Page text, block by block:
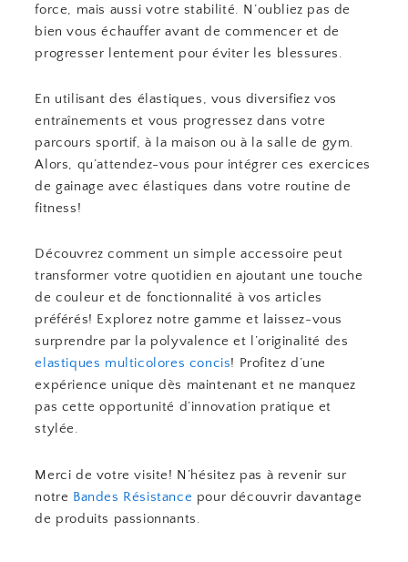
force, mais aussi votre stabilité. N’oubliez pas de
bien vous échauffer avant de commencer et de
progresser lentement pour éviter les blessures.
En utilisant des élastiques, vous diversifiez vos
entraînements et vous progressez dans votre
parcours sportif, à la maison ou à la salle de gym.
Alors, qu’attendez-vous pour intégrer ces exercices
de gainage avec élastiques dans votre routine de
fitness!
Découvrez comment un simple accessoire peut
transformer votre quotidien en ajoutant une touche
de couleur et de fonctionnalité à vos articles
préférés! Explorez notre gamme et laissez-vous
surprendre par la polyvalence et l’originalité des
elastiques multicolores concis! Profitez d’une
expérience unique dès maintenant et ne manquez
pas cette opportunité d’innovation pratique et
stylée.
Merci de votre visite! N’hésitez pas à revenir sur
notre Bandes Résistance pour découvrir davantage
de produits passionnants.